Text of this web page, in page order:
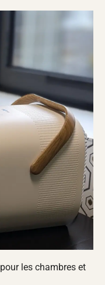
les chambres et